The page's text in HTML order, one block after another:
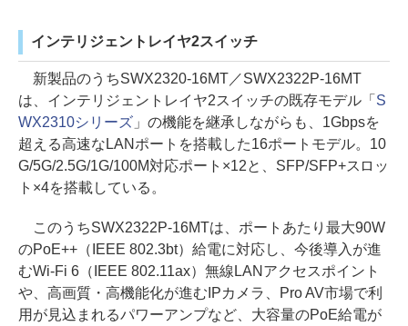
インテリジェントレイヤ2スイッチ
新製品のうちSWX2320-16MT／SWX2322P-16MT
は、インテリジェントレイヤ2スイッチの既存モデル「 S
WX2310シリーズ」の機能を継承しながらも、1Gbpsを
超える高速なLANポートを搭載した16ポートモデル。10
G/5G/2.5G/1G/100M対応ポート×12と、SFP/SFP+スロッ
ト×4を搭載している。
このうちSWX2322P-16MTは、ポートあたり最大90W
のPoE++（IEEE 802.3bt）給電に対応し、今後導入が進
むWi-Fi 6（IEEE 802.11ax）無線LANアクセスポイント
や、高画質・高機能化が進むIPカメラ、Pro AV市場で利
用が見込まれるパワーアンプなど、大容量のPoE給電が